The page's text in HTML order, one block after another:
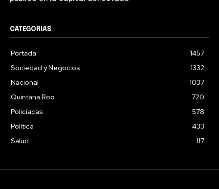
CATEGORIAS
Portada
1457
Sociedad y Negocios
1332
Nacional
1037
Quintana Roo
720
Policiacas
578
Política
433
Salud
117